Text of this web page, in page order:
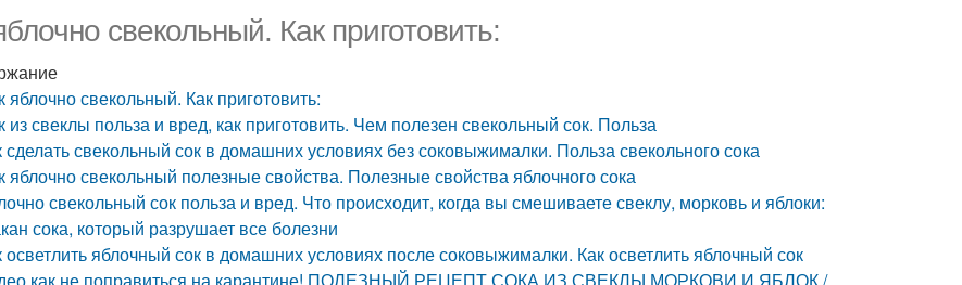
свекольный. Как приготовить:
яблочно свекольный. Как приготовить:
из свеклы польза и вред, как приготовить. Чем полезен свекольный сок. Польза
сделать свекольный сок в домашних условиях без соковыжималки. Польза свекольного сока
яблочно свекольный полезные свойства. Полезные свойства яблочного сока
свекольный сок польза и вред. Что происходит, когда вы смешиваете свеклу, морковь и яблоки:
сока, который разрушает все болезни
осветлить яблочный сок в домашних условиях после соковыжималки. Как осветлить яблочный сок